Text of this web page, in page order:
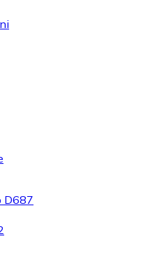
D687